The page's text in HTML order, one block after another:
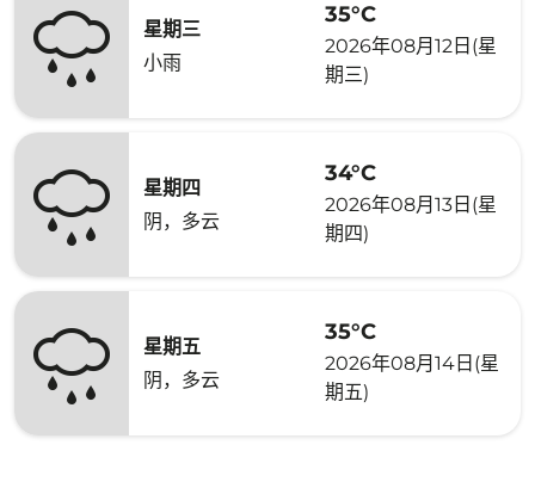
星期三
小雨
35°C
2026年08月12日(星
期三)
星期四
阴，多云
34°C
2026年08月13日(星
期四)
星期五
阴，多云
35°C
2026年08月14日(星
期五)